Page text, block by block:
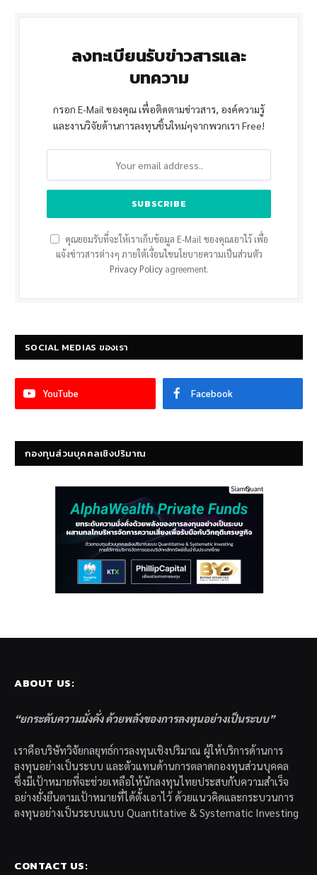
ลงทะเบียนรับข่าวสารและ
บทความ
กรอก E-Mail ของคุณ เพื่อติดตามข่าวสาร, องค์ความรู้
และงานวิจัยด้านการลงทุนชิ้นใหม่ๆจากพวกเรา Free!
คุณยอมรับที่จะให้เราเก็บข้อมูล E-Mail ของคุณเอาไว้ เพื่อ
แจ้งข่าวสารต่างๆ ภายใต้เงื่อนไขนโยบายความเป็นส่วนตัว
Privacy Policyagreement.
SOCIAL MEDIAS ของเรา
YouTube Facebook
กองทุนส่วนบุคคลเชิงปริมาณ
ABOUT US:
“ยกระดับความมั่งคั่ง ด้วยพลังของการลงทุนอย่างเป็นระบบ”
เราคือบริษัทวิจัยกลยุทธ์การลงทุนเชิงปริมาณ ผู้ให้บริการด้านการ
ลงทุนอย่างเป็นระบบ และตัวแทนด้านการตลาดกองทุนส่วนบุคคล
ซึ่งมีเป้าหมายที่จะช่วยเหลือให้นักลงทุนไทยประสบกับความสำเร็จ
อย่างยั่งยืนตามเป้าหมายที่ได้ตั้งเอาไว้ ด้วยแนวคิดและกระบวนการ
ลงทุนอย่างเป็นระบบแบบ Quantitative & Systematic Investing
CONTACT US: